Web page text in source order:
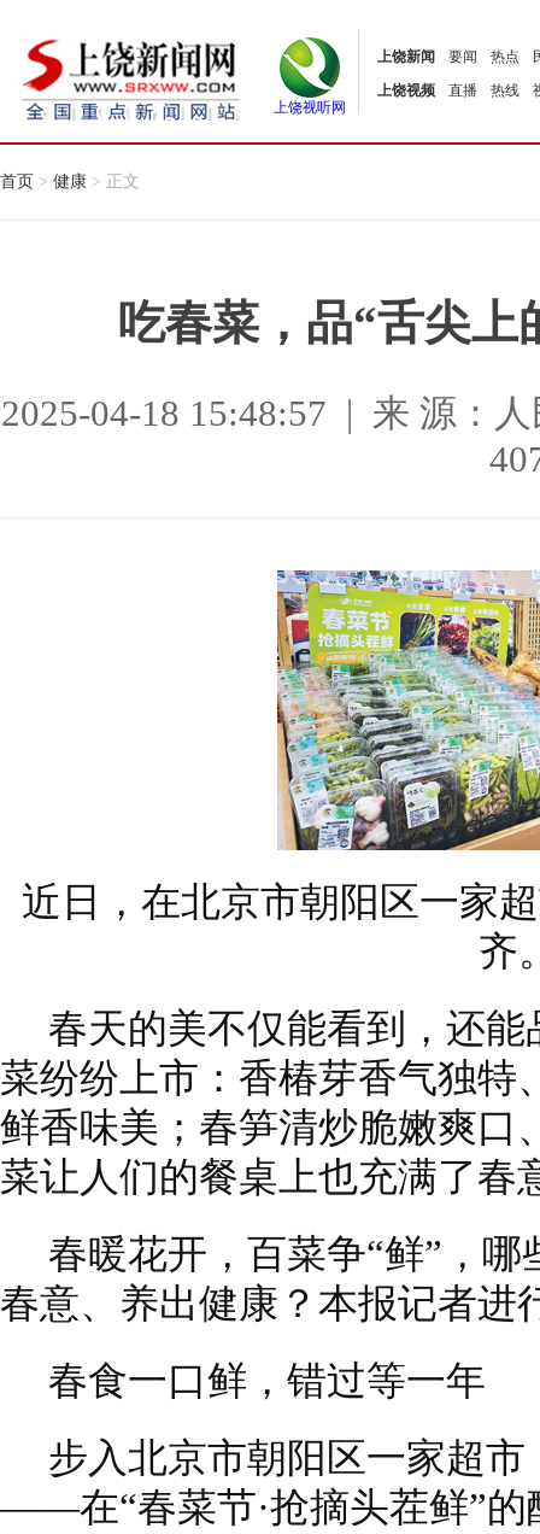
上饶视听网
上饶新闻 要闻 热点
上饶视频
直播 热线
首页 > 健康 > 正文
吃春菜，品“舌尖上
2025-04-18 15:48:57 | 来 源：
近日，在北京市朝阳区一家
齐
春天的美不仅能看到，还
菜纷纷上市：香椿芽香气独特
鲜香味美；春笋清炒脆嫩爽
菜让人们的餐桌上也充满了春
春暖花开，百菜争“鲜”，
春意、养出健康？本报记者进
春食一口鲜，错过等一年
步入北京市朝阳区一家超
——在“春菜节·抢摘头茬鲜”的